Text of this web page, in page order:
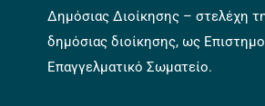
Δημόσιας Διοίκησης – στελέχη
δημόσιας διοίκησης, ως
Επαγγελματικό Σωματείο.